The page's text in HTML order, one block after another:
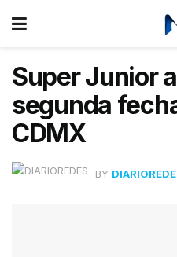
Super Junior
segunda
CDMX
BY